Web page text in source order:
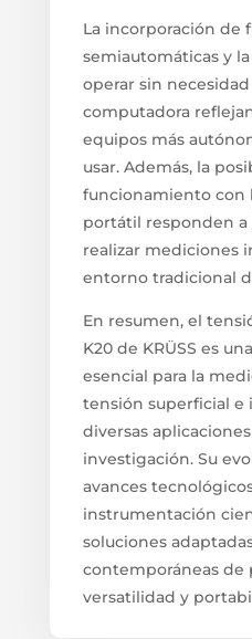
La incorporación de
semiautomáticas y
operar sin
computadora
equipos más
usar. Además, la
funcionamiento con
portátil responden a
realizar mediciones
entorno tradicional
En resumen, el
K20 de KRÜSS es
esencial para la
tensión superficial e
diversas
investigación. Su
avances
instrumentación
soluciones
contemporáneas de
versatilidad y